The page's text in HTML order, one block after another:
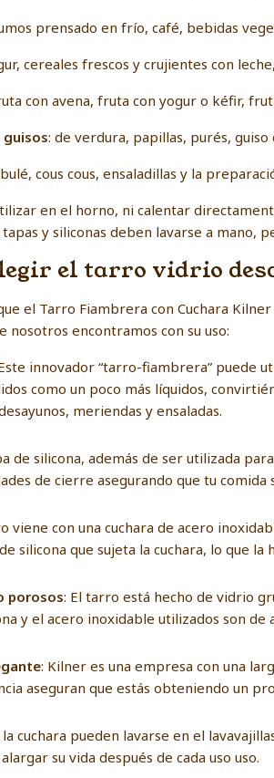
prensado en frío, café, bebidas
cereales frescos y crujientes con
con avena, fruta con yogur o kéfir,
guisos: de verdura, papillas, purés, guiso
cous cous, ensaladillas y la
en el horno, ni calentar
y siliconas deben lavarse a mano,
el tarro vidrio
el Tarro Fiambrera con Cuchara
nosotros encontramos con su uso:
innovador “tarro-fiambrera” puede
como un poco más líquidos,
meriendas y ensaladas.
de silicona, además de ser utilizada
de cierre asegurando que tu comida
viene con una cuchara de acero
silicona que sujeta la cuchara, lo que
porosos: El tarro está hecho de vidrio
y el acero inoxidable utilizados son
: Kilner es una empresa con una
aseguran que estás obteniendo un
cuchara pueden lavarse en el
su vida después de cada uso uso.